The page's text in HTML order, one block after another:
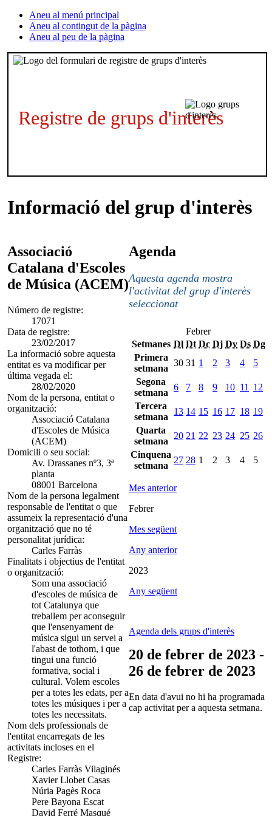
Aneu al menú principal
Aneu al contingut de la pàgina
Aneu al peu de la pàgina
Registre de grups d'interès
Informació del grup d'interès
Associació
Catalana d'Escoles
de Música (ACEM)
Número de registre:
17071
Data de registre:
23/02/2017
La informació sobre aquesta
entitat es va modificar per
última vegada el:
28/02/2020
Nom de la persona, entitat o
organització:
Associació Catalana
d'Escoles de Música
(ACEM)
Domicili o seu social:
Av. Drassanes nº3, 3ª
planta
08001 Barcelona
Nom de la persona legalment
responsable de l'entitat o que
assumeix la representació d'una
organització que no té
personalitat jurídica:
Carles Farràs
Finalitats i objectius de l'entitat
o organització:
Som una associació
d'escoles de música de
tot Catalunya que
treballem per aconseguir
que l'ensenyament de
música sigui un servei a
l'abast de tothom, i que
tingui una funció
formativa, social i
cultural. Volem escoles
per a totes les edats, per a
totes les músiques i per a
totes les necessitats.
Nom dels professionals de
l'entitat encarregats de les
activitats incloses en el
Registre:
Carles Farràs Vilaginés
Xavier Llobet Casas
Núria Pagès Roca
Pere Bayona Escat
David Ferré Masqué
Agenda
Aquesta agenda mostra
l'activitat del grup d'interès
seleccionat
Febrer
Setmanes Dl Dt Dc Dj Dv Ds Dg
Primera
setmana
30 31 1 2 3 4
5
Segona
setmana
6 7 8 9 10 11
12
Tercera
setmana
13 14 15 16 17 18 19
Quarta
setmana
20 21 22 23 24 25 26
Cinquena
setmana
27 28 1 2 3 4 5
Mes anterior
Febrer
Mes següent
Any anterior
2023
Any següent
Agenda dels grups d'interès
20 de febrer de 2023 -
26 de febrer de 2023
En data d'avui no hi ha programada
cap activitat per a aquesta setmana.